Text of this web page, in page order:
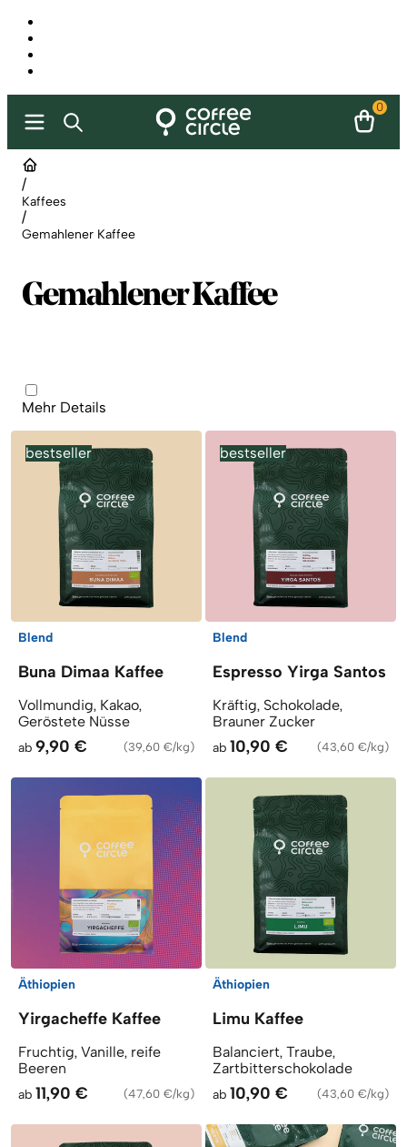
0
/
Kaffees
/
Gemahlener Kaffee
Gemahlener Kaffee
Mehr Details
bestseller
Blend
Buna Dimaa Kaffee
Vollmundig, Kakao,
Geröstete Nüsse
ab 9,90 € (39,60 €/kg)
bestseller
Blend
Espresso Yirga Santos
Kräftig, Schokolade,
Brauner Zucker
ab 10,90 € (43,60 €/kg)
Äthiopien
Yirgacheffe Kaffee
Fruchtig, Vanille, reife
Beeren
ab 11,90 € (47,60 €/kg)
Äthiopien
Limu Kaffee
Balanciert, Traube,
Zartbitterschokolade
ab 10,90 € (43,60 €/kg)